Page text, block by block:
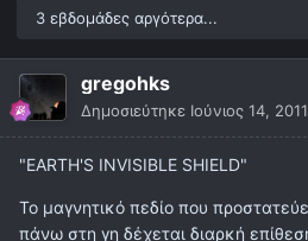
3 εβδομάδες αργότερα...
gregohks
Δημοσιεύτηκε Ιούνιος 14, 2011
"EARTH'S INVISIBLE SHIELD"
Το μαγνητικό πεδίο που
πάνω στη γη δέχεται διαρκή